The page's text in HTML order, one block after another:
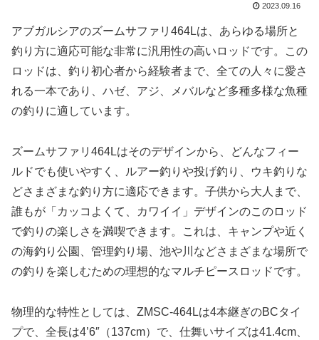
2023.09.16
アブガルシアのズームサファリ464Lは、あらゆる場所と
釣り方に適応可能な非常に汎用性の高いロッドです。この
ロッドは、釣り初心者から経験者まで、全ての人々に愛さ
れる一本であり、ハゼ、アジ、メバルなど多種多様な魚種
の釣りに適しています。
ズームサファリ464Lはそのデザインから、どんなフィー
ルドでも使いやすく、ルアー釣りや投げ釣り、ウキ釣りな
どさまざまな釣り方に適応できます。子供から大人まで、
誰もが「カッコよくて、カワイイ」デザインのこのロッド
で釣りの楽しさを満喫できます。これは、キャンプや近く
の海釣り公園、管理釣り場、池や川などさまざまな場所で
の釣りを楽しむための理想的なマルチピースロッドです。
物理的な特性としては、ZMSC-464Lは4本継ぎのBCタイ
プで、全長は4’6″（137cm）で、仕舞いサイズは41.4cm、